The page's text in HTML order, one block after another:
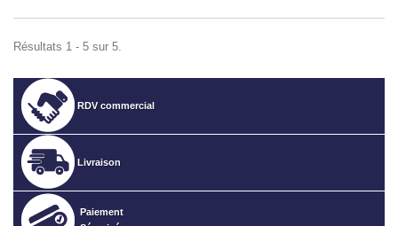
Résultats 1 - 5 sur 5.
RDV commercial
Livraison
Paiement